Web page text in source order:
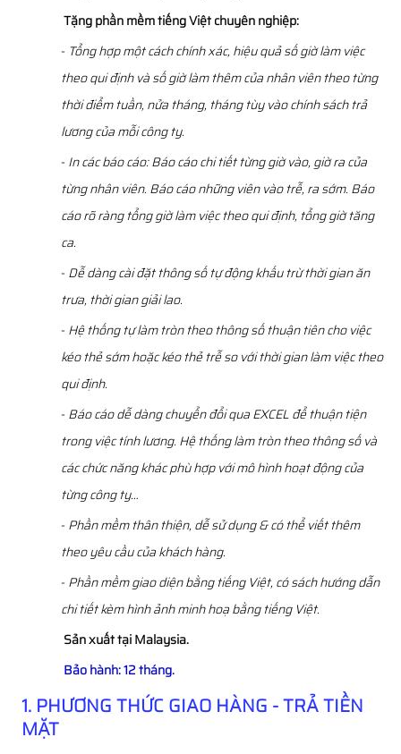
Tặng phần mềm tiếng Việt chuyên nghiệp:
- Tổng hợp một cách chính xác, hiệu quả số giờ làm việc
theo qui định và số giờ làm thêm của nhân viên theo từng
thời điểm tuần, nửa tháng, tháng tùy vào chính sách trả
lương của mỗi công ty.
- In các báo cáo: Báo cáo chi tiết từng giờ vào, giờ ra của
từng nhân viên. Báo cáo những viên vào trễ, ra sớm. Báo
cáo rõ ràng tổng giờ làm việc theo qui định, tổng giờ tăng
ca.
- Dễ dàng cài đặt thông số tự động khấu trừ thời gian ăn
trưa, thời gian giải lao.
- Hệ thống tự làm tròn theo thông số thuận tiên cho việc
kéo thẻ sớm hoặc kéo thẻ trễ so với thời gian làm việc theo
qui định.
- Báo cáo dễ dàng chuyển đổi qua EXCEL để thuận tiện
trong việc tính lương. Hệ thống làm tròn theo thông số và
các chức năng khác phù hợp với mô hình hoạt động của
từng công ty…
- Phần mềm thân thiện, dễ sử dụng & có thể viết thêm
theo yêu cầu của khách hàng.
- Phần mềm giao diện bằng tiếng Việt, có sách hướng dẫn
chi tiết kèm hình ảnh minh hoạ bằng tiếng Việt.
Sản xuất tại Malaysia.
Bảo hành: 12 tháng.
1. PHƯƠNG THỨC GIAO HÀNG - TRẢ TIỀN
MẶT